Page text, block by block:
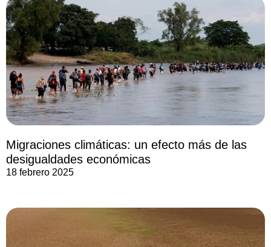
Migraciones climáticas: un efecto más de las
desigualdades económicas
18 febrero 2025